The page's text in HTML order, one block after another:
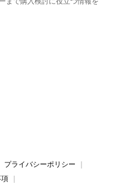
プライバシーポリシー